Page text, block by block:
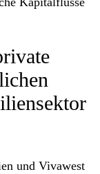
und Vivawest